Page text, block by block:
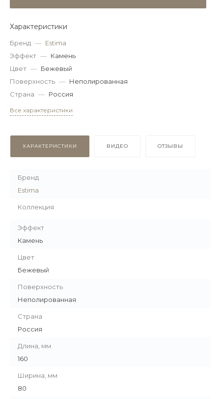
Характеристики
Бренд — Estima
Эффект — Камень
Цвет — Бежевый
Поверхность — Неполированная
Страна — Россия
Все характеристики
ХАРАКТЕРИСТИКИ ВИДЕО ОТЗЫВЫ
Бренд
Estima
Коллекция
Эффект
Камень
Цвет
Бежевый
Поверхность
Неполированная
Страна
Россия
Длина, мм
160
Ширина, мм
80